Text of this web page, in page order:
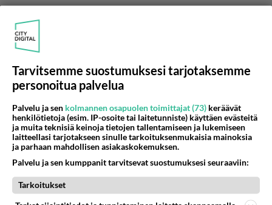
miisuuuu
2010-06-20 19:19:35
Missä päin tämä hoitopaikka olisi? olen 13 vuotta
ja oon ratsastanu pitkään kummitätini hevosilla
Tarvitsemme suostumuksesi tarjotaksemme
personoitua palvelua
Palvelu ja sen kolmannen osapuolen toimittajat (73) keräävät
henkilötietoja (esim. IP-osoite tai laitetunniste) käyttäen evästeitä
ja muita teknisiä keinoja tietojen tallentamiseen ja lukemiseen
laitteellasi tarjotakseen sinulle tarkoituksenmukaisia mainoksia
ja parhaan mahdollisen asiakaskokemuksen.
Palvelu ja sen kumppanit tarvitsevat suostumuksesi seuraaviin:
Tarkoitukset